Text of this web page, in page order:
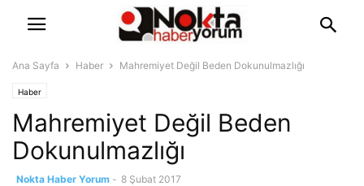
Ana Sayfa Haber Mahremiyet Değil Beden Dokunulmazlığı
Haber
Mahremiyet Değil Beden
Dokunulmazlığı
Nokta Haber Yorum - 8 Şubat 2017